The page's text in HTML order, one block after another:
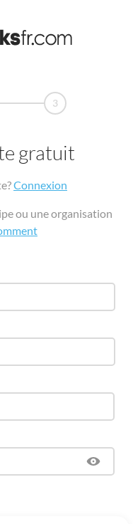
3
gratuit
Connexion
ou une organisation